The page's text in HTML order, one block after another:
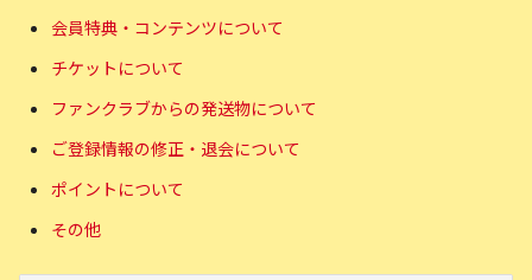
会員特典・コンテンツについて
チケットについて
ファンクラブからの発送物について
ご登録情報の修正・退会について
ポイントについて
その他